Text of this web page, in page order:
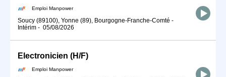
Emploi Manpower
Soucy (89100), Yonne (89), Bourgogne-Franche-Comté -
Intérim - 05/08/2026
Electronicien (H/F)
Emploi Manpower